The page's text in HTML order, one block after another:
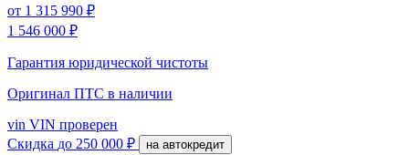
от 1 315 990 ₽
1 546 000 ₽
Гарантия юридической чистоты
Оригинал ПТС в наличии
vin VIN проверен
Скидка до 250 000 ₽ на автокредит